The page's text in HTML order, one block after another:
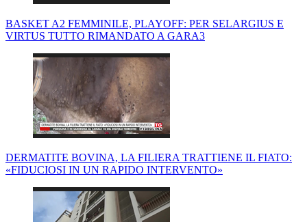
BASKET A2 FEMMINILE, PLAYOFF: PER SELARGIUS E
VIRTUS TUTTO RIMANDATO A GARA3
DERMATITE BOVINA, LA FILIERA TRATTIENE IL FIATO:
«FIDUCIOSI IN UN RAPIDO INTERVENTO»